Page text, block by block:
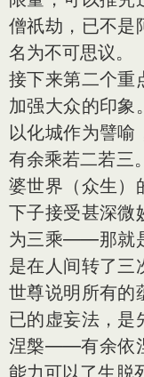
僧祇劫，已不是
名为不可思议。
接下来第二个重
加强大众的印象
以化城作为譬喻
有余乘若二若三
婆世界（众生）
下子接受甚深微
为三乘——那就
是在人间转了三
世尊说明所有的
已的虚妄法，是
涅槃——有余依
能力可以了生脱